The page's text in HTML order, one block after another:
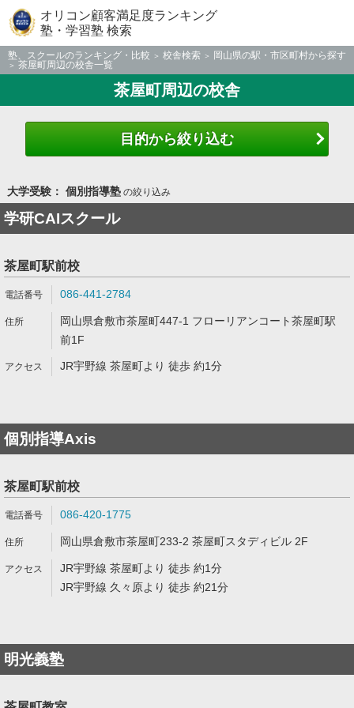
オリコン顧客満足度ランキング
塾・学習塾 検索
塾、スクールのランキング・比較 校舎検索
岡山県の駅・市区町村から探す
茶屋町周辺の校舎一覧
茶屋町周辺の校舎
目的から絞り込む
大学受験： 個別指導塾の絞り込み
学研CAIスクール
茶屋町駅前校
086-441-2784
岡山県倉敷市茶屋町447-1 フローリアンコート茶屋町駅
前1F
JR宇野線 茶屋町より 徒歩 約1分
個別指導Axis
茶屋町駅前校
086-420-1775
岡山県倉敷市茶屋町233-2 茶屋町スタディビル 2F
JR宇野線 茶屋町より 徒歩 約1分
JR宇野線 久々原より 徒歩 約21分
明光義塾